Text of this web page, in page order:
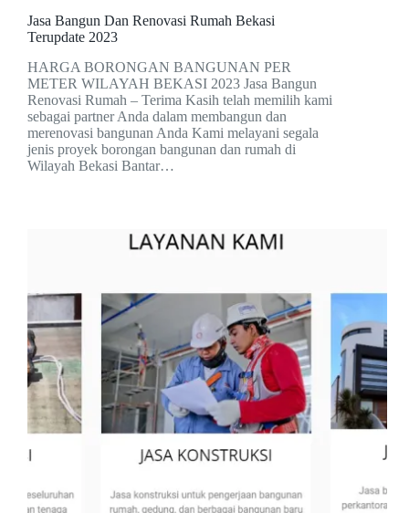
Jasa Bangun Dan Renovasi Rumah Bekasi
Terupdate 2023
HARGA BORONGAN BANGUNAN PER
METER WILAYAH BEKASI 2023 Jasa Bangun
Renovasi Rumah – Terima Kasih telah memilih kami
sebagai partner Anda dalam membangun dan
merenovasi bangunan Anda Kami melayani segala
jenis proyek borongan bangunan dan rumah di
Wilayah Bekasi Bantar…